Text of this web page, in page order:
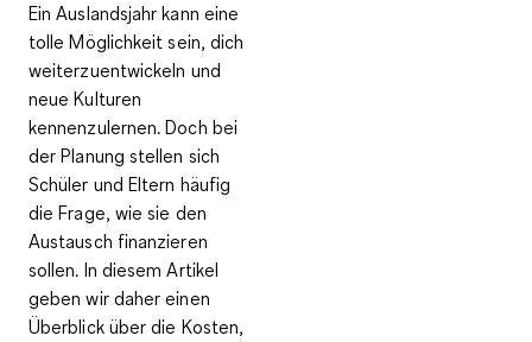
Ein Auslandsjahr kann eine
tolle Möglichkeit sein, dich
weiterzuentwickeln und
neue Kulturen
kennenzulernen. Doch bei
der Planung stellen sich
Schüler und Eltern häufig
die Frage, wie sie den
Austausch finanzieren
sollen. In diesem Artikel
geben wir daher einen
Überblick über die Kosten,